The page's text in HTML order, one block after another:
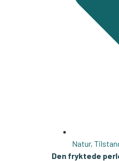
Natur,
Den fryktede